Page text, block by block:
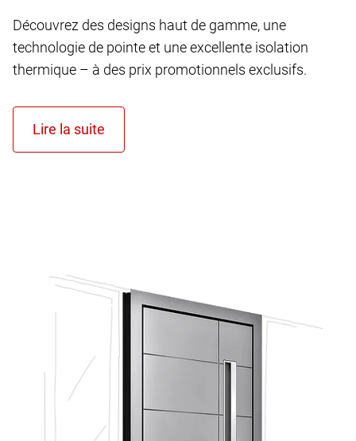
Découvrez des designs haut de gamme, une
technologie de pointe et une excellente isolation
thermique – à des prix promotionnels exclusifs.